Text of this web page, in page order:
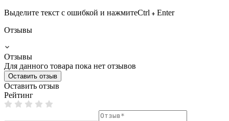
Выделите текст с ошибкой и нажмитеCtrl
Enter
Отзывы
Отзывы
Для данного товара пока нет отзывов
Оставить отзыв
Оставить отзыв
Рейтинг